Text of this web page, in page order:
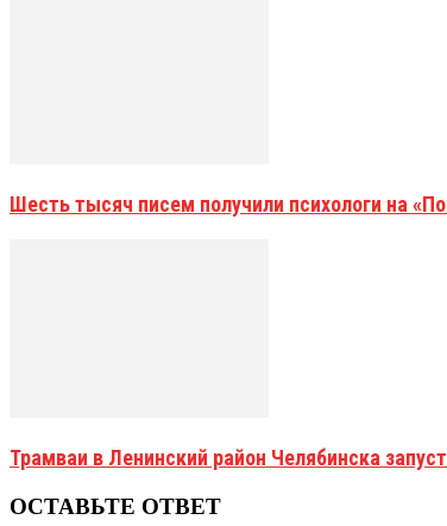
Шесть тысяч писем получили психологи на
Трамваи в Ленинский район Челябинска
ОСТАВЬТЕ ОТВЕТ